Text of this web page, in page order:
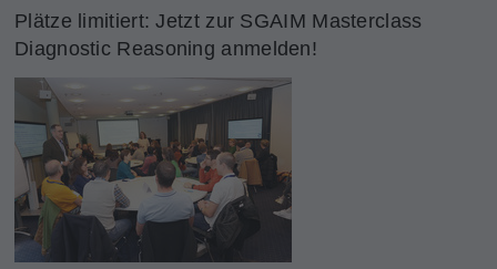
Plätze limitiert: Jetzt zur SGAIM Masterclass
Diagnostic Reasoning anmelden!